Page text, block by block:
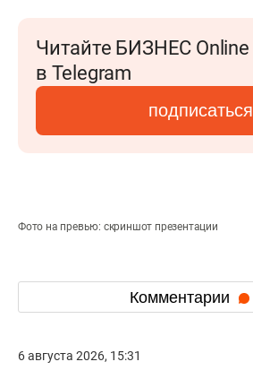
Читайте БИЗНЕС Online
в Telegram
подписаться
Фото на превью: скриншот презентации
Комментарии
6 августа 2026, 15:31